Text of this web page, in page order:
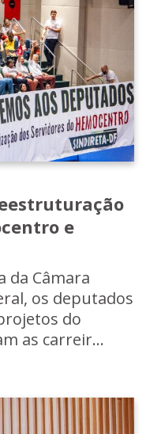
e
da Câmara
os deputados
do
as carreir...